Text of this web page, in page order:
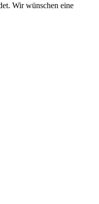
Wir wünschen eine